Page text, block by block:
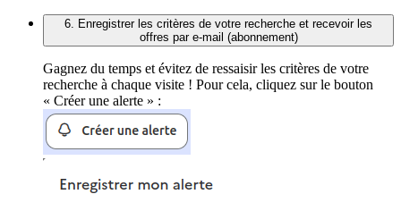
6. Enregistrer les critères de votre recherche et recevoir les
offres par e-mail (abonnement)
Gagnez du temps et évitez de ressaisir les critères de votre
recherche à chaque visite ! Pour cela, cliquez sur le bouton
« Créer une alerte » :